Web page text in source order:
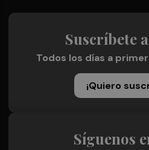
Suscríbete
Todos los días a
¡Quiero
Síguenos